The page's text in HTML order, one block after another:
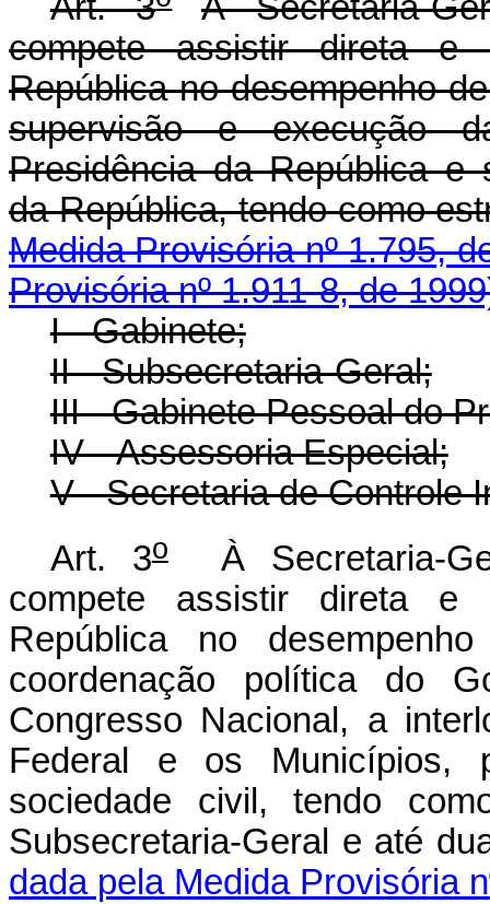
compete assistir direta e
República no desempenho
supervisão e execução
Presidência da República e
da República, tendo
Medida Provisória nº 1.795,
Provisória nº 1.911-8, de
I - Gabinete;
II - Subsecretaria-Geral;
III - Gabinete Pessoal do
IV - Assessoria Especial;
V - Secretaria de Controle
Art. 3oÀ Secretaria-
compete assistir direta e
República no
coordenação política do
Congresso Nacional, a
Federal e os Municípios,
sociedade civil, tendo
Subsecretaria-Geral e
dada pela Medida Provisória